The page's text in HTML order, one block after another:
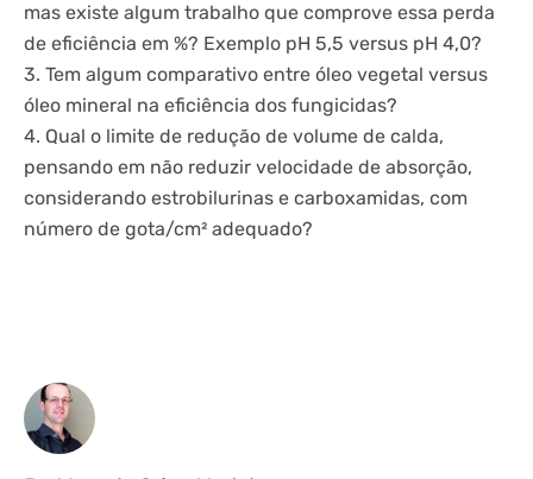
mas existe algum trabalho que comprove essa perda
de eficiência em %? Exemplo pH 5,5 versus pH 4,0?
3. Tem algum comparativo entre óleo vegetal versus
óleo mineral na eficiência dos fungicidas?
4. Qual o limite de redução de volume de calda,
pensando em não reduzir velocidade de absorção,
considerando estrobilurinas e carboxamidas, com
número de gota/cm² adequado?